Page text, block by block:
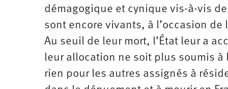
démagogique et cynique vis-à-vis
sont encore vivants, à l’occasion de
Au seuil de leur mort, l’État leur a
leur allocation ne soit plus soumis
rien pour les autres assignés à